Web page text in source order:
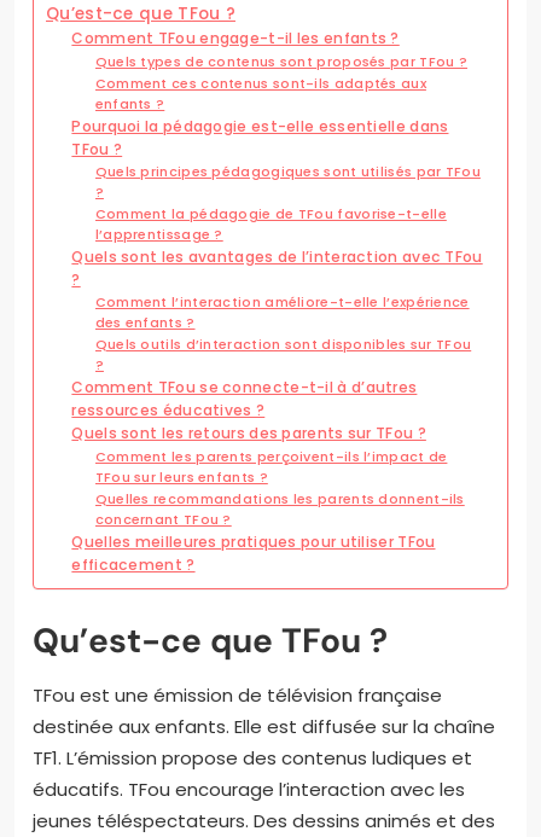
Qu’est-ce que TFou ?
Comment TFou engage-t-il les enfants ?
Quels types de contenus sont proposés par TFou ?
Comment ces contenus sont-ils adaptés aux
enfants ?
Pourquoi la pédagogie est-elle essentielle dans
TFou ?
Quels principes pédagogiques sont utilisés par TFou
?
Comment la pédagogie de TFou favorise-t-elle
l’apprentissage ?
Quels sont les avantages de l’interaction avec TFou
?
Comment l’interaction améliore-t-elle l’expérience
des enfants ?
Quels outils d’interaction sont disponibles sur TFou
?
Comment TFou se connecte-t-il à d’autres
ressources éducatives ?
Quels sont les retours des parents sur TFou ?
Comment les parents perçoivent-ils l’impact de
TFou sur leurs enfants ?
Quelles recommandations les parents donnent-ils
concernant TFou ?
Quelles meilleures pratiques pour utiliser TFou
efficacement ?
Qu’est-ce que TFou ?
TFou est une émission de télévision française
destinée aux enfants. Elle est diffusée sur la chaîne
TF1. L’émission propose des contenus ludiques et
éducatifs. TFou encourage l’interaction avec les
jeunes téléspectateurs. Des dessins animés et des